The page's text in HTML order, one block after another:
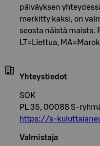
päiväyksen
merkitty kaksi, on
seosta näistä maista.
LT=Liettua,
Yhteystiedot
SOK
PL 35, 00088 S-
https://s-
Valmistaja